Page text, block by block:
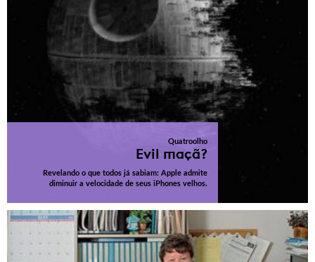
Quatroolho
Evil maçã?
Revelando o que todos já sabiam: Apple admite
diminuir a velocidade de seus iPhones velhos.